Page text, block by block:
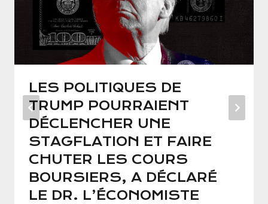
LES POLITIQUES DE
TRUMP POURRAIENT
DÉCLENCHER UNE
STAGFLATION ET FAIRE
CHUTER LES COURS
BOURSIERS, A DÉCLARÉ
LE DR. L’ÉCONOMISTE